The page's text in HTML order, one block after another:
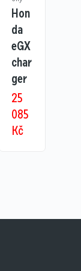
Hon
da
eGX
char
ger
25
085
Kč